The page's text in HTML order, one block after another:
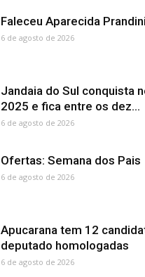
Faleceu Aparecida
6 de agosto de 2026
Jandaia do Sul conquista
2025 e fica entre os dez...
6 de agosto de 2026
Ofertas: Semana dos Pais
6 de agosto de 2026
Apucarana tem 12
deputado homologadas
6 de agosto de 2026